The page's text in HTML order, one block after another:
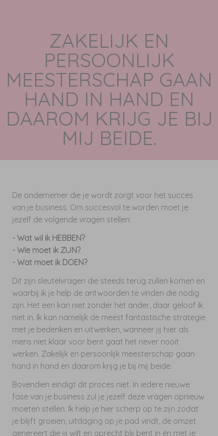
ZAKELIJK EN
PERSOONLIJK
MEESTERSCHAP GAAN
HAND IN HAND EN
DAAROM KRIJG JE BIJ
MIJ BEIDE.
De ondernemer die je wordt zorgt voor het succes
van je business. Om succesvol te worden moet je
jezelf de volgende vragen stellen:
- Wat wil ik HEBBEN?
- Wie moet ik ZIJN?
- Wat moet ik DOEN?
Dit zijn sleutelvragen die steeds terug zullen komen en
waarbij ik je help de antwoorden te vinden die nodig
zijn. Het een kan niet zonder het ander, daar geloof ik
niet in. Ik kan namelijk de meest fantastische strategie
met je bedenken en uitwerken, wanneer jij hier als
mens niet klaar voor bent gaat het never nooit
werken. Zakelijk en persoonlijk meesterschap gaan
hand in hand en daarom krijg je bij mij beide.
Bovendien eindigt dit proces niet. In iedere nieuwe
fase van je business zul je jezelf deze vragen opnieuw
moeten stellen. Ik help je hier scherp op te zijn zodat
je blijft groeien, uitdaging op je pad vindt, de omzet
genereert die jij wilt en oprecht blij bent in én met je